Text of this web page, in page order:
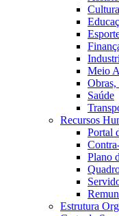
Meio
Obras,
Saúde
Recursos
Portal
Plano
Estrutura